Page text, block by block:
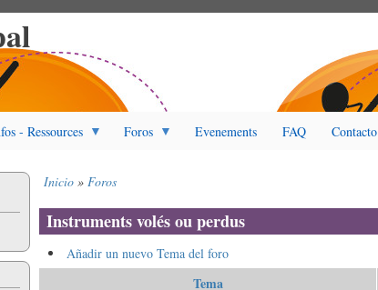
- Ressources Foros Evenements FAQ Contacto
enlaces
de
ayuda
a
Inicio Foros
Instruments volés ou perdus
Añadir un nuevo Tema del foro
Tema